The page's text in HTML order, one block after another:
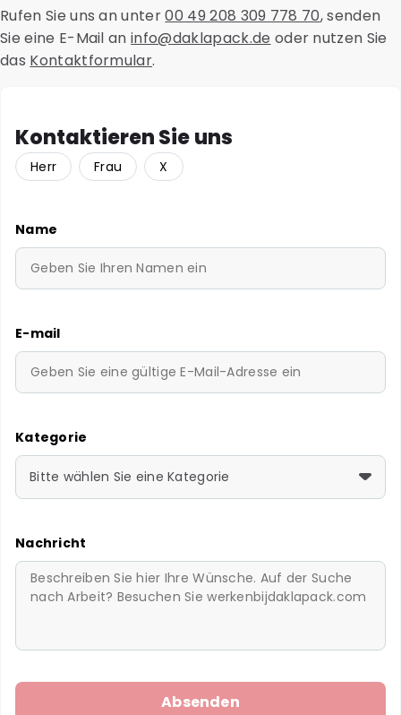
Rufen Sie uns an unter00 49 208 309 778 70, senden
Sie eine E-Mail aninfo@daklapack.de oder nutzen Sie
das Kontaktformular.
Kontaktieren Sie uns
Herr Frau X
Name
E-mail
Kategorie
Bitte wählen Sie eine Kategorie
Nachricht